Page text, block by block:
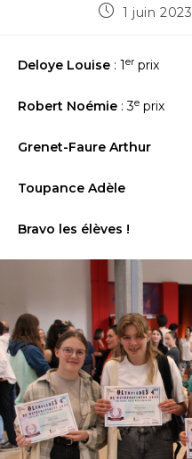
Publication
1 juin 2023
Deloye Louise : 1er prix
Robert Noémie : 3e prix
Grenet-Faure Arthur
Toupance Adèle
Bravo les élèves !